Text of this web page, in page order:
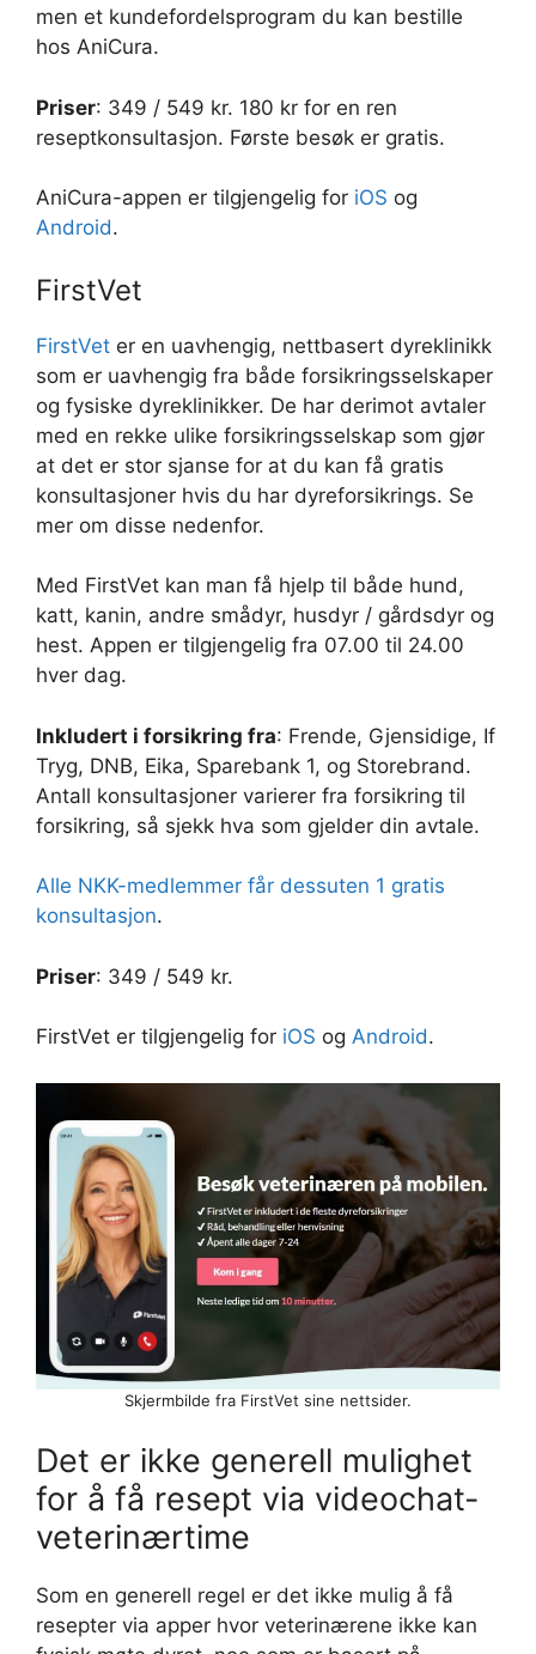
men et kundefordelsprogram du kan bestille
hos AniCura.
Priser: 349 / 549 kr. 180 kr for en ren
reseptkonsultasjon. Første besøk er gratis.
AniCura-appen er tilgjengelig for iOS og
Android.
FirstVet
FirstVet er en uavhengig, nettbasert dyreklinikk
som er uavhengig fra både forsikringsselskaper
og fysiske dyreklinikker. De har derimot avtaler
med en rekke ulike forsikringsselskap som gjør
at det er stor sjanse for at du kan få gratis
konsultasjoner hvis du har dyreforsikrings. Se
mer om disse nedenfor.
Med FirstVet kan man få hjelp til både hund,
katt, kanin, andre smådyr, husdyr / gårdsdyr og
hest. Appen er tilgjengelig fra 07.00 til 24.00
hver dag.
Inkludert i forsikring fra: Frende, Gjensidige, If
Tryg, DNB, Eika, Sparebank 1, og Storebrand.
Antall konsultasjoner varierer fra forsikring til
forsikring, så sjekk hva som gjelder din avtale.
Alle NKK-medlemmer får dessuten 1 gratis
konsultasjon.
Priser: 349 / 549 kr.
FirstVet er tilgjengelig for iOS og Android.
Skjermbilde fra FirstVet sine nettsider.
Det er ikke generell mulighet
for å få resept via videochat-
veterinærtime
Som en generell regel er det ikke mulig å få
resepter via apper hvor veterinærene ikke kan